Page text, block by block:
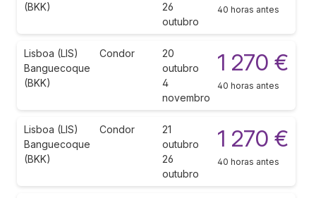
(BKK)
26
outubro
40 horas antes
Lisboa (LIS)
Banguecoque
(BKK)
Condor
20
outubro
4
novembro
1 270 €
40 horas antes
Lisboa (LIS)
Banguecoque
(BKK)
Condor
21
outubro
26
outubro
1 270 €
40 horas antes